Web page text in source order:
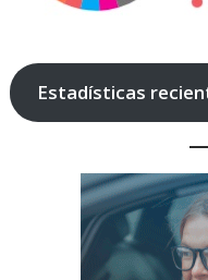
Estadísticas